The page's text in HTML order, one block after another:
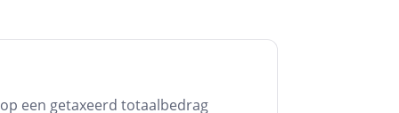
een getaxeerd totaalbedrag